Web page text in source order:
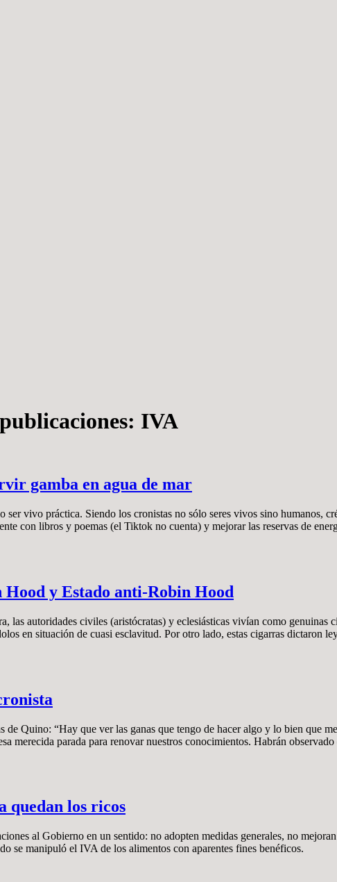
IVA
gamba en agua de mar
ser vivo práctica. Siendo los cronistas no sólo seres vivos sino humanos,
con libros y poemas (el Tiktok no cuenta) y mejorar las reservas de
Hood y Estado anti-Robin Hood
las autoridades civiles (aristócratas) y eclesiásticas vivían como genuinas
en situación de cuasi esclavitud. Por otro lado, estas cigarras dictaron
de Quino: “Hay que ver las ganas que tengo de hacer algo y lo bien que
merecida parada para renovar nuestros conocimientos. Habrán
quedan los ricos
al Gobierno en un sentido: no adopten medidas generales, no
se manipuló el IVA de los alimentos con aparentes fines benéficos.